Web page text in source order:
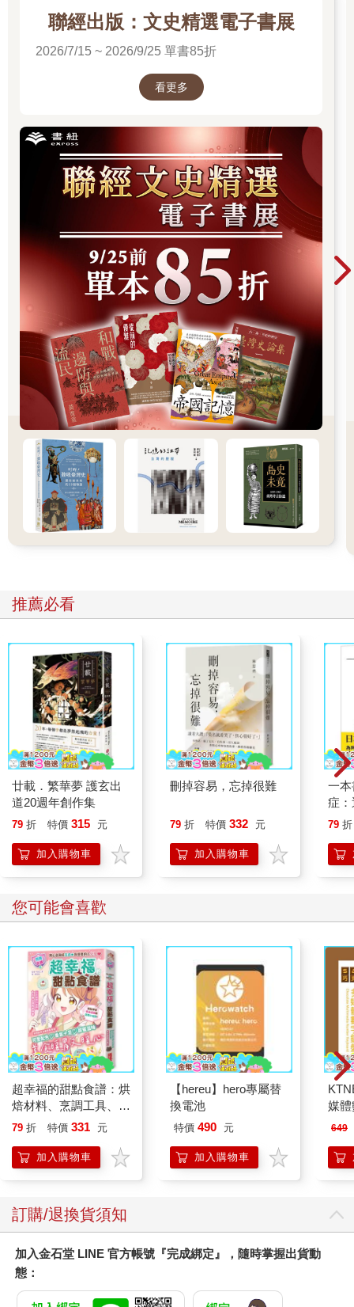
我的心思還在別處，一刻接一刻重溫這天早上所發生的種種。
對我而言，這一天的開始相當順利，接下來的事件在當時毫無徵
兆。那是個天氣多變、風力強勁的春天早晨，讓我的每日慢跑與
其說是體力耐受度的考驗，更像是意志力的鍛鍊。芝加哥這個城
市對居民展現出一種嚴厲的愛，用冰寒的冷風切割進他們的骨頭
──但這說的不是手術，只是天氣和它帶給人的觀感。
一如過去兩週，我照常繞林肯公園跑三英哩，看著榆樹和沙棘，
心中再度充滿新希望，相信自己發現了萌芽的新葉，儘管極其微
小也無妨。我已準備好迎接春天、繁花盛開的庭園與更溫暖的陽
光。我心中別無旁鶩，這一天在清晨六點半看起來只是個平凡的
星期四。這只是引人上當的假象。
七點左右，我開車進醫院的員工停車場，停入我專屬編號的車
位。前一天晚上，我在舒適的居家辦公室裡將當日手術的相關細
節複習了最後一次，這是我的另一項例行公事。
時程表上排定的是一檯升主動脈瘤手術。病患是五十九歲的男
性，姓名是卡列柏‧多納吉。我們排定於十點整開始。
此前，我見過卡列柏‧多納吉兩次。第一次是諮詢門診，他的心血
管科醫師發現一個大型動脈瘤，於是將他轉診給我們以手術處
理。我對那次諮詢門診記憶猶新。可以理解，病患被檢查結果嚇
得不輕，我說出的每一個字都讓他更加懼怕。他的雙臂緊緊交疊
在胸前，彷彿要保護心臟不受我的手術刀染指。他雜亂的鬍鬚參
雜著幾絲帶黃的灰色，從他拒絕摘下的棒球帽底下，我也看到左
右太陽穴處點綴著同樣的灰髮。我任由他繼續戴著帽子。
有一段期間，他乖戾又好辯，我講的每句話他都要反駁。他做了
然後，我昨晚再度見到他，是在和我的團隊完成手術規畫之後。
卡列柏‧多納吉兩天前已經入院，並重新做了完整的抽血檢查。我
進病房時，他在病床上坐直，頭上戴著髒髒的小熊隊棒球帽，雙
臂交抱，靠著枕頭，完全無所事事。電視是關著的，病床上沒有
雜誌，他的手機面朝下擺在床頭桌。病房裡聞起來依稀有陳腐的
菸草味，和帶有酒意的汗味。他陰沉、可悲又孤獨。而且他很不
爽。他剛剛得知術前必須刮鬍、刮胸毛。還有個醫院行政人員跑
來問他是否曾註冊為器官捐贈者，形同對他再補一刀。在漫長的
七分鐘裡，他用各種各樣的方式告訴我他不會讓自己被拆成零件
販售。他知道我們醫生是怎麼對待他這種沒有家人會提告、也沒
錢沒地位的人。我們會奪走他們的器官，移植到最高出價者身
上。要不然，我們醫院怎麼會有一整棟大樓是用芝加哥首富的名
我向他保證實情不是那樣的。他不肯聽。我接著告訴他，他只要
開口說不，器官移植就絕不會是手術結果不良時的可能選項。手
術結果不良，就是外科醫師用來表示「死在手術檯上」的行話。
聯經出版：文史精選電子書展
2026/7/15 ~ 2026/9/25 單書85折
看更多
推薦必看
廿載．繁華夢 護玄出
道20週年創作集
79 折 特價 315 元
加入購物車
刪掉容易，忘掉很難
79 折 特價 332 元
加入購物車
一
症
開
的
79 折
您可能會喜歡
超幸福的甜點食譜：烘
焙材料、烹調工具、可
愛配色【閃亮女孩6】
79 折 特價 331 元
加入購物車
【hereu】hero專屬替
換電池
特價 490 元
加入購物車
媒
649
訂購/退換貨須知
加入金石堂 LINE 官方帳號『完成綁定』，隨時掌握出貨動
態：